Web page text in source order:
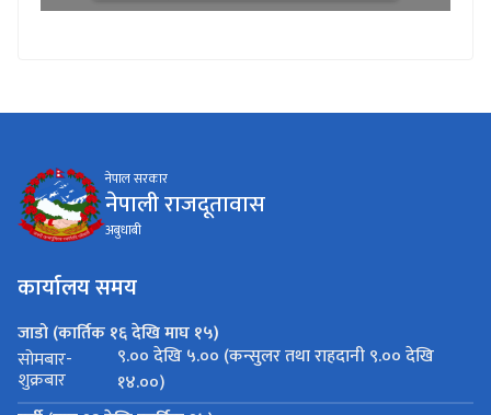
नेपाल सरकार
नेपाली राजदूतावास
अबुधाबी
कार्यालय समय
जाडो (कार्तिक १६ देखि माघ १५)
सोमबार-
शुक्रबार
९.०० देखि ५.०० (कन्सुलर तथा राहदानी ९.०० देखि
१४.००)